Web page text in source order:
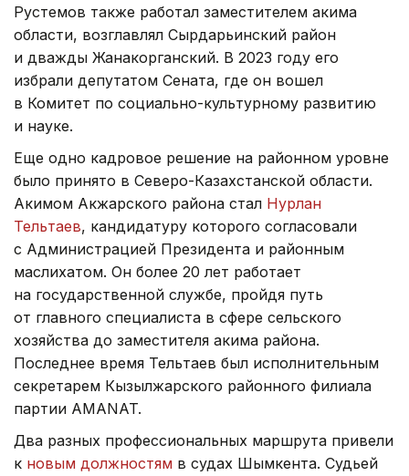
Рустемов также работал заместителем акима
области, возглавлял Сырдарьинский район
и дважды Жанакорганский. В 2023 году его
избрали депутатом Сената, где он вошел
в Комитет по социально-культурному развитию
и науке.
Еще одно кадровое решение на районном уровне
было принято в Северо-Казахстанской области.
Акимом Акжарского района стал Нурлан
Тельтаев, кандидатуру которого согласовали
с Администрацией Президента и районным
маслихатом. Он более 20 лет работает
на государственной службе, пройдя путь
от главного специалиста в сфере сельского
хозяйства до заместителя акима района.
Последнее время Тельтаев был исполнительным
секретарем Кызылжарского районного филиала
партии AMANAT.
Два разных профессиональных маршрута привели
к новым должностям в судах Шымкента. Судьей